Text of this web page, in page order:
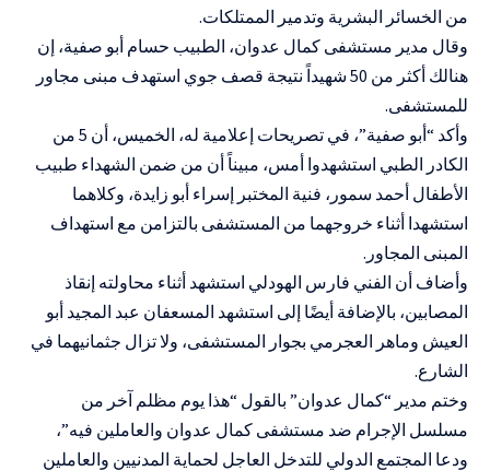
من الخسائر البشرية وتدمير الممتلكات.
وقال مدير مستشفى كمال عدوان، الطبيب حسام أبو صفية، إن
هنالك أكثر من 50 شهيداً نتيجة قصف جوي استهدف مبنى مجاور
للمستشفى.
وأكد “أبو صفية”، في تصريحات إعلامية له، الخميس، أن 5 من
الكادر الطبي استشهدوا أمس، مبيناً أن من ضمن الشهداء طبيب
الأطفال أحمد سمور، فنية المختبر إسراء أبو زايدة، وكلاهما
استشهدا أثناء خروجهما من المستشفى بالتزامن مع استهداف
المبنى المجاور.
وأضاف أن الفني فارس الهودلي استشهد أثناء محاولته إنقاذ
المصابين، بالإضافة أيضًا إلى استشهد المسعفان عبد المجيد أبو
العيش وماهر العجرمي بجوار المستشفى، ولا تزال جثمانيهما في
الشارع.
وختم مدير “كمال عدوان” بالقول “هذا يوم مظلم آخر من
مسلسل الإجرام ضد مستشفى كمال عدوان والعاملين فيه”،
ودعا المجتمع الدولي للتدخل العاجل لحماية المدنيين والعاملين